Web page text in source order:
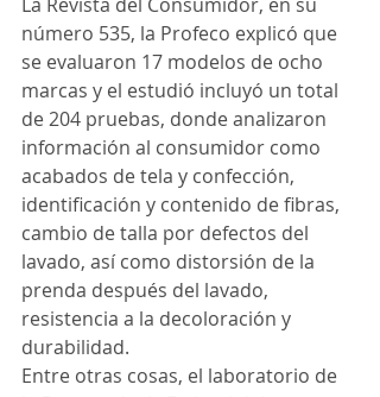
número 535, la Profeco explicó que
se evaluaron 17 modelos de ocho
marcas y el estudió incluyó un total
de 204 pruebas, donde analizaron
información al consumidor como
acabados de tela y confección,
identificación y contenido de fibras,
cambio de talla por defectos del
lavado, así como distorsión de la
prenda después del lavado,
resistencia a la decoloración y
durabilidad.
Entre otras cosas, el laboratorio de